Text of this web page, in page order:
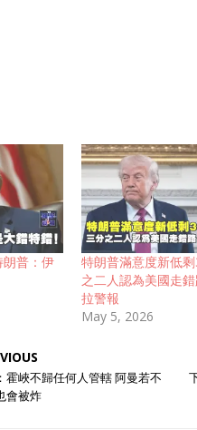
普：伊
特朗普滿意度新低
之二人認為美國走
拉警報
May 5, 2026
霍峽不歸任何人管轄 阿曼若不
會被炸